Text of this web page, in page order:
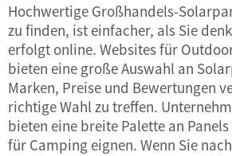
Hochwertige Großhandels-
zu finden, ist einfacher, als Sie
erfolgt online. Websites für
bieten eine große Auswahl an
Marken, Preise und Bewertungen
richtige Wahl zu treffen.
bieten eine breite Palette an
für Camping eignen. Wenn Sie nach